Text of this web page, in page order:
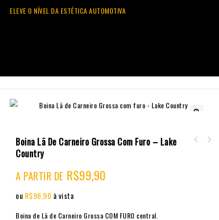
ELEVE O NÍVEL DA ESTÉTICA AUTOMOTIVA
Boina Lã De Carneiro Grossa Com Furo – Lake
Country
A PARTIR DE R$99,90
ou R$96,90 à vista
Boina de Lã de Carneiro Grossa COM FURO central.